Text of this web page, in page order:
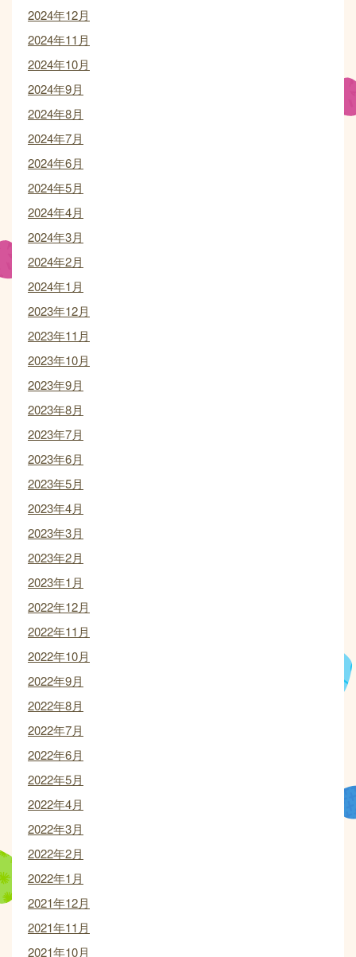
2024年12月
2024年11月
2024年10月
2024年9月
2024年8月
2024年7月
2024年6月
2024年5月
2024年4月
2024年3月
2024年2月
2024年1月
2023年12月
2023年11月
2023年10月
2023年9月
2023年8月
2023年7月
2023年6月
2023年5月
2023年4月
2023年3月
2023年2月
2023年1月
2022年12月
2022年11月
2022年10月
2022年9月
2022年8月
2022年7月
2022年6月
2022年5月
2022年4月
2022年3月
2022年2月
2022年1月
2021年12月
2021年11月
2021年10月